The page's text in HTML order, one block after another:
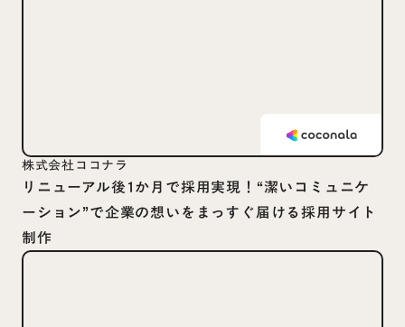
株式会社ココナラ
リニューアル後1か月で採用実現！“潔いコミュニケ
ーション”で企業の想いをまっすぐ届ける採用サイト
制作